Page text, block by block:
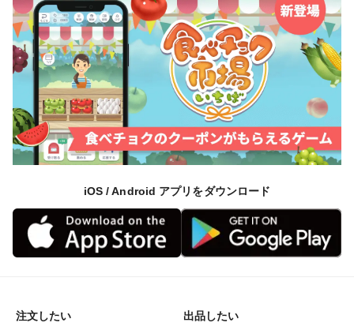
iOS / Android アプリをダウンロード
注文したい 出品したい